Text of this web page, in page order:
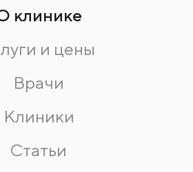
клинике
и цены
Врачи
Клиники
Статьи